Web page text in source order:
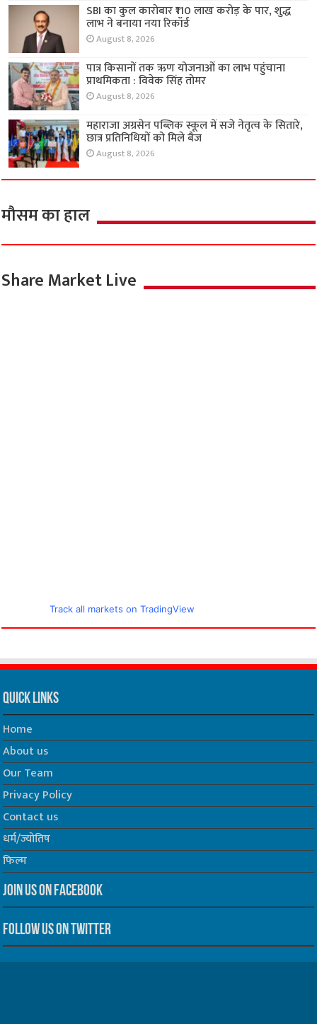
SBI का कुल कारोबार ₹110 लाख करोड़ के पार, शुद्ध
लाभ ने बनाया नया रिकॉर्ड
August 8, 2026
पात्र किसानों तक ऋण योजनाओं का लाभ पहुंचाना
प्राथमिकता : विवेक सिंह तोमर
August 8, 2026
महाराजा अग्रसेन पब्लिक स्कूल में सजे नेतृत्व के सितारे,
छात्र प्रतिनिधियों को मिले बैज
August 8, 2026
मौसम का हाल
Share Market Live
Track all markets on TradingView
Quick Links
Home
About us
Our Team
Privacy Policy
Contact us
धर्म/ज्योतिष
फिल्म
Join us on Facebook
Follow us on Twitter